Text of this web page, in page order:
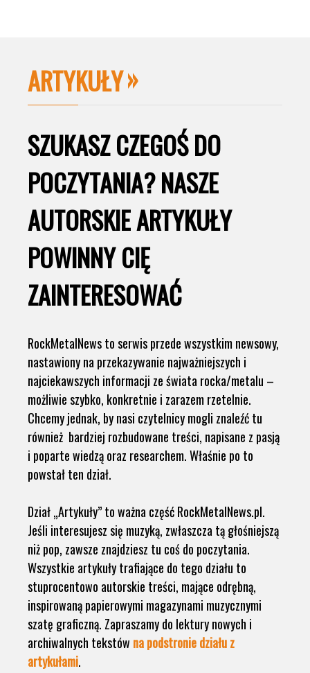
ARTYKUŁY
SZUKASZ CZEGOŚ DO
POCZYTANIA? NASZE
AUTORSKIE ARTYKUŁY
POWINNY CIĘ
ZAINTERESOWAĆ
RockMetalNews to serwis przede wszystkim newsowy,
nastawiony na przekazywanie najważniejszych i
najciekawszych informacji ze świata rocka/metalu –
możliwie szybko, konkretnie i zarazem rzetelnie.
Chcemy jednak, by nasi czytelnicy mogli znaleźć tu
również bardziej rozbudowane treści, napisane z pasją
i poparte wiedzą oraz researchem. Właśnie po to
powstał ten dział.
Dział „Artykuły” to ważna część RockMetalNews.pl.
Jeśli interesujesz się muzyką, zwłaszcza tą głośniejszą
niż pop, zawsze znajdziesz tu coś do poczytania.
Wszystkie artykuły trafiające do tego działu to
stuprocentowo autorskie treści, mające odrębną,
inspirowaną papierowymi magazynami muzycznymi
szatę graficzną. Zapraszamy do lektury nowych i
archiwalnych tekstów na podstronie działu z
artykułami.